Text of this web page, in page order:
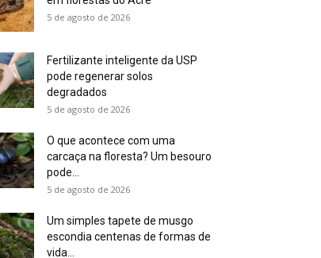
5 de agosto de 2026
Fertilizante inteligente da USP
pode regenerar solos
degradados
5 de agosto de 2026
O que acontece com uma
carcaça na floresta? Um besouro
pode...
5 de agosto de 2026
Um simples tapete de musgo
escondia centenas de formas de
vida...